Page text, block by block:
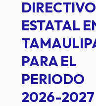
DIRECTIVO
ESTATAL
PARA EL
PERIODO
2026-2027